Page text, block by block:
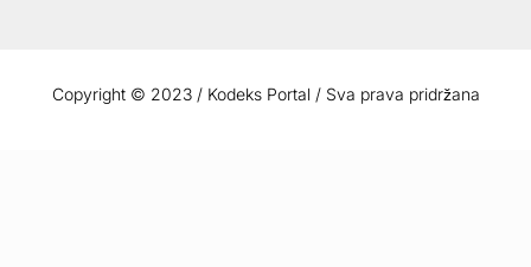
Copyright © 2023 / Kodeks Portal / Sva prava pridržana